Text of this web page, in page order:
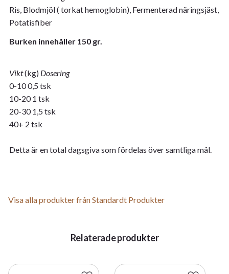
Ris, Blodmjöl ( torkat hemoglobin), Fermenterad näringsjäst,
Potatisfiber
Burken innehåller 150 gr.
Vikt(kg) Dosering
0-10 0,5 tsk
10-20 1 tsk
20-30 1,5 tsk
40+ 2 tsk
Detta är en total dagsgiva som fördelas över samtliga mål.
Visa alla produkter från Standardt Produkter
Relaterade produkter